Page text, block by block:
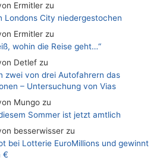
Ermitler zu
Londons City niedergestochen
Ermitler zu
wohin die Reise geht…“
Detlef zu
zwei von drei Autofahrern das
– Untersuchung von Vias
Mungo zu
Sommer ist jetzt amtlich
besserwisser zu
bei Lotterie EuroMillions und gewinnt
€